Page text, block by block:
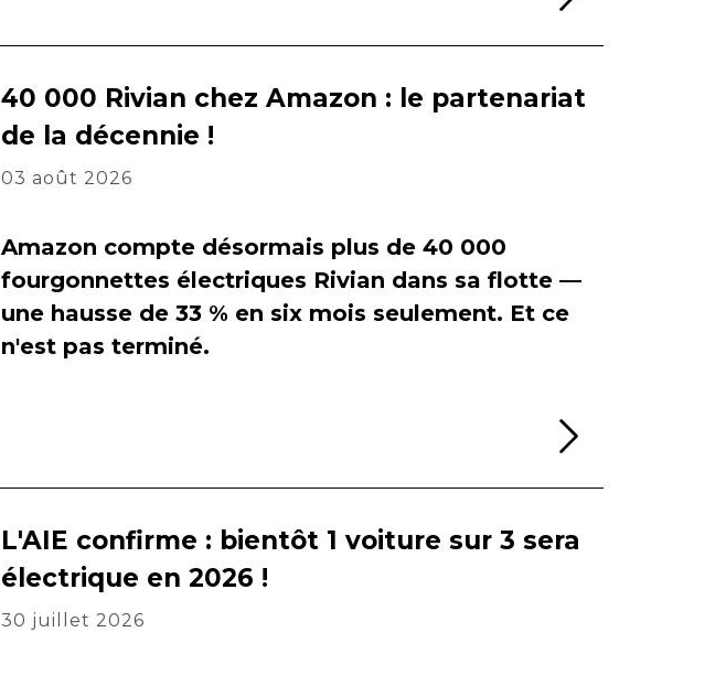
40 000 Rivian chez Amazon : le partenariat
de la décennie !
03 août 2026
Amazon compte désormais plus de 40 000
fourgonnettes électriques Rivian dans sa flotte —
une hausse de 33 % en six mois seulement. Et ce
n'est pas terminé.
L'AIE confirme : bientôt 1 voiture sur 3 sera
électrique en 2026 !
30 juillet 2026